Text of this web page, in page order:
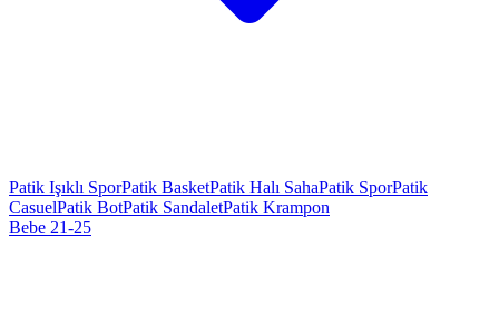
Patik Işıklı SporPatik BasketPatik Halı SahaPatik SporPatik
CasuelPatik BotPatik SandaletPatik Krampon
Bebe 21-25